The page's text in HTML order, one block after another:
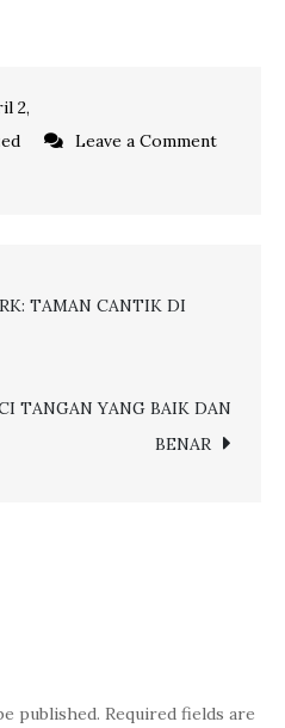
2,
Leave a Comment
TAMAN CANTIK DI
TANGAN YANG BAIK DAN
BENAR
published. Required fields are